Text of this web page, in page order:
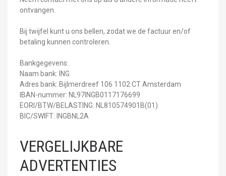
ontvangen.
Bij twijfel kunt u ons bellen, zodat we de factuur en/of
betaling kunnen controleren.
Bankgegevens:
Naam bank: ING
Adres bank: Bijlmerdreef 106 1102 CT Amsterdam
IBAN-nummer: NL97INGB0117176699
EORI/BTW/BELASTING: NL810574901B(01)
BIC/SWIFT: INGBNL2A
VERGELIJKBARE
ADVERTENTIES